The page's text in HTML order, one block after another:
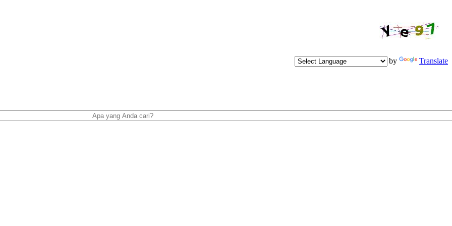
Powered by Translate